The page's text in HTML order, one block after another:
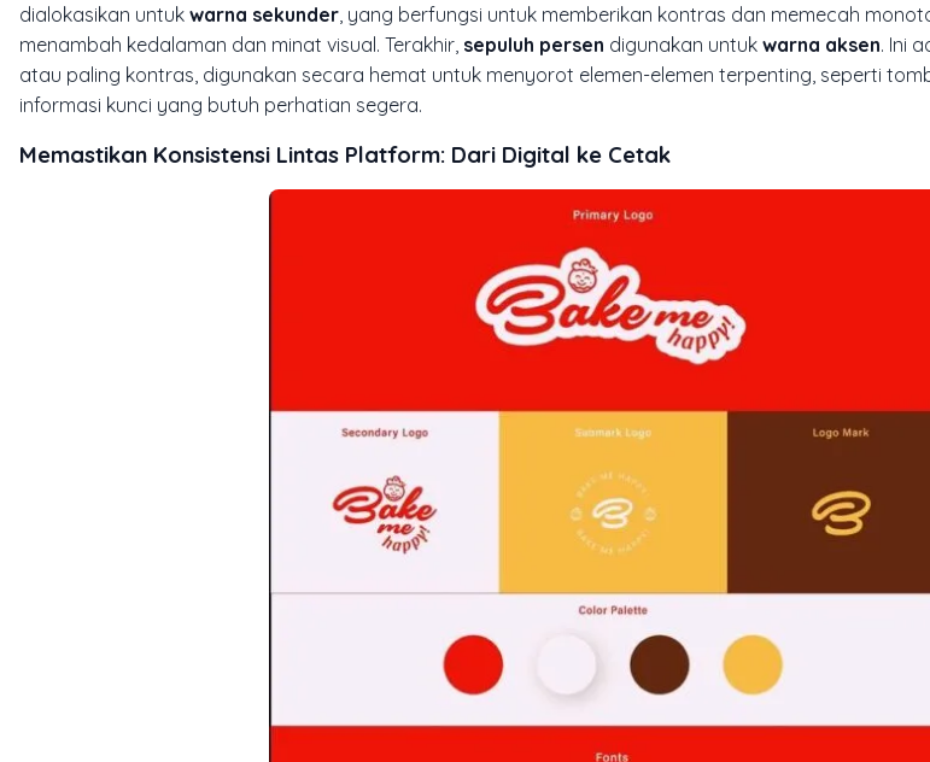
dialokasikan untuk warna sekunder , yang berfungsi untuk memberikan kontras dan memecah
menambah kedalaman dan minat visual. Terakhir, sepuluh persen digunakan untuk warna aksen. Ini
atau paling kontras, digunakan secara hemat untuk menyorot elemen-elemen terpenting, seperti
informasi kunci yang butuh perhatian segera.
Memastikan Konsistensi Lintas Platform: Dari Digital ke Cetak